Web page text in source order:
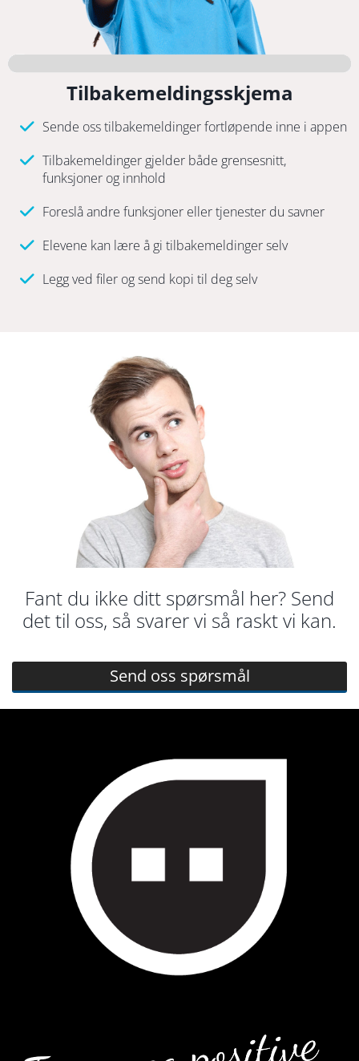
Tilbakemeldingsskjema
Sende oss tilbakemeldinger fortløpende inne i appen
Tilbakemeldinger gjelder både grensesnitt,
funksjoner og innhold
Foreslå andre funksjoner eller tjenester du savner
Elevene kan lære å gi tilbakemeldinger selv
Legg ved filer og send kopi til deg selv
Fant du ikke ditt spørsmål her? Send
det til oss, så svarer vi så raskt vi kan.
Send oss spørsmål